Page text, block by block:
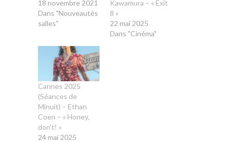
18 novembre 2021
Dans "Nouveautés
salles"
Kawamura – « Exit
8 »
22 mai 2025
Dans "Cinéma"
Cannes 2025
(Séances de
Minuit) – Ethan
Coen – « Honey,
don’t! »
24 mai 2025